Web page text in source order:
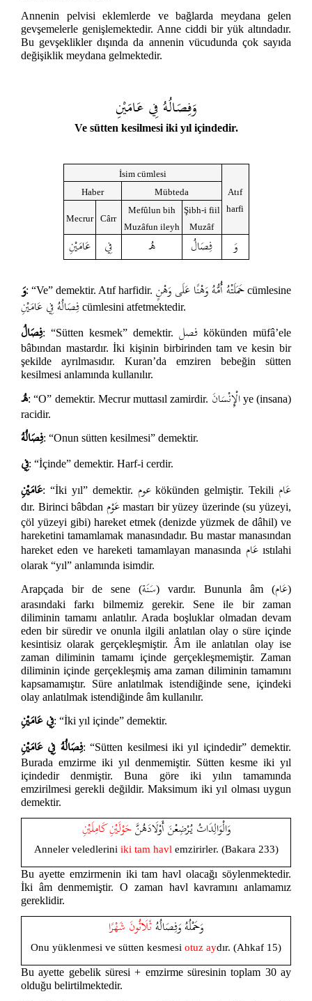
Annenin pelvisi eklemlerde ve bağlarda meydana gelen
gevşemelerle genişlemektedir. Anne ciddi bir yük altındadır.
Bu gevşeklikler dışında da annenin vücudunda çok sayıda
değişiklik meydana gelmektedir.
وَفِصَالُهُ فِي عَامَيْنِ
Ve sütten kesilmesi iki yıl içindedir.
İsim cümlesi
Atıf
harfi
Haber Mübteda
Mecrur Cârr
Mefûlun bih
Muzâfun ileyh
Şibh-i fiil
Muzâf
عَامَيْنِ فِي هُ فِصَالُ
وَ
وَ: “Ve” demektir. Atıf harfidir. حَمَلَتْهُ أُمُّهُ وَهْنًا عَلَى وَهْنٍcümlesine
فِصَالُهُ فِي عَامَيْنِ cümlesini atfetmektedir.
فِصَالُ: “Sütten kesmek” demektir. فصل kökünden müfâ’ele
bâbından mastardır. İki kişinin birbirinden tam ve kesin bir
şekilde ayrılmasıdır. Kuran’da emziren bebeğin sütten
kesilmesi anlamında kullanılır.
هُ: “O” demektir. Mecrur muttasıl zamirdir. الْإِنْسَانَye (insana)
racidir.
فِصَالُهُ: “Onun sütten kesilmesi” demektir.
فِي: “İçinde” demektir. Harf-i cerdir.
عَامَيْنِ: “İki yıl” demektir. عومkökünden gelmiştir. Tekili عَام
dır. Birinci bâbdan عَوْمmastarı bir yüzey üzerinde (su yüzeyi,
çöl yüzeyi gibi) hareket etmek (denizde yüzmek de dâhil) ve
hareketini tamamlamak manasındadır. Bu mastar manasından
hareket eden ve hareketi tamamlayan manasında عَامıstılahi
olarak “yıl” anlamında isimdir.
Arapçada bir de sene (سَنَة) vardır. Bununla âm (عَام)
arasındaki farkı bilmemiz gerekir. Sene ile bir zaman
diliminin tamamı anlatılır. Arada boşluklar olmadan devam
eden bir süredir ve onunla ilgili anlatılan olay o süre içinde
kesintisiz olarak gerçekleşmiştir. Âm ile anlatılan olay ise
zaman diliminin tamamı içinde gerçekleşmemiştir. Zaman
diliminin içinde gerçekleşmiş ama zaman diliminin tamamını
kapsamamıştır. Süre anlatılmak istendiğinde sene, içindeki
olay anlatılmak istendiğinde âm kullanılır.
فِي عَامَيْنِ: “İki yıl içinde” demektir.
فِصَالُهُ فِي عَامَيْنِ: “Sütten kesilmesi iki yıl içindedir” demektir.
Burada emzirme iki yıl denmemiştir. Sütten kesme iki yıl
içindedir denmiştir. Buna göre iki yılın tamamında
emzirilmesi gerekli değildir. Maksimum iki yıl olması uygun
demektir.
وَالْوَالِدَاتُ يُرْضِعْنَ أَوْلَادَهُنَّحَوْلَيْنِكَامِلَيْنِ
Anneler veledlerini iki tam havl emzirirler. (Bakara 233)
Bu ayette emzirmenin iki tam havl olacağı söylenmektedir.
İki âm denmemiştir. O zaman havl kavramını anlamamız
gereklidir.
وَحَمْلُهُ وَفِصَالُهُثَلَاثُونَ شَهْرًا
Onu yüklenmesi ve sütten kesmesi otuz aydır. (Ahkaf 15)
Bu ayette gebelik süresi + emzirme süresinin toplam 30 ay
olduğu belirtilmektedir.